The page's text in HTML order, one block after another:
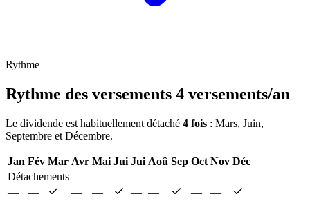
Rythme
Rythme des versements 4 versements/an
Le dividende est habituellement détaché 4 fois : Mars, Juin,
Septembre et Décembre.
Jan Fév Mar Avr Mai Jui Jui Aoû Sep Oct Nov Déc
Détachements
—
— — — — — —
—